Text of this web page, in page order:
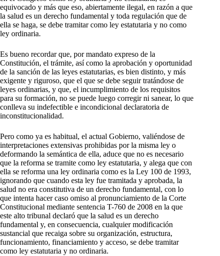
equivocado y más que eso, abiertamente ilegal, en razón a que
la salud es un derecho fundamental y toda regulación que de
ella se haga, se debe tramitar como ley estatutaria y no como
ley ordinaria.
Es bueno recordar que, por mandato expreso de la
Constitución, el trámite, así como la aprobación y oportunidad
de la sanción de las leyes estatutarias, es bien distinto, y más
exigente y riguroso, que el que se debe seguir tratándose de
leyes ordinarias, y que, el incumplimiento de los requisitos
para su formación, no se puede luego corregir ni sanear, lo que
conlleva su indefectible e incondicional declaratoria de
inconstitucionalidad.
Pero como ya es habitual, el actual Gobierno, valiéndose de
interpretaciones extensivas prohibidas por la misma ley o
deformando la semántica de ella, aduce que no es necesario
que la reforma se tramite como ley estatutaria, y alega que con
ella se reforma una ley ordinaria como es la Ley 100 de 1993,
ignorando que cuando esta ley fue tramitada y aprobada, la
salud no era constitutiva de un derecho fundamental, con lo
que intenta hacer caso omiso al pronunciamiento de la Corte
Constitucional mediante sentencia T-760 de 2008 en la que
este alto tribunal declaró que la salud es un derecho
fundamental y, en consecuencia, cualquier modificación
sustancial que recaiga sobre su organización, estructura,
funcionamiento, financiamiento y acceso, se debe tramitar
como ley estatutaria y no ordinaria.